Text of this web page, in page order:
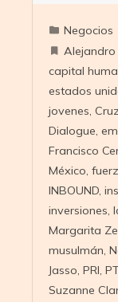
Negocios
Alejandro
capital
estados
jovenes,
Dialogue,
Francisco
México,
INBOUND,
inversiones,
Margarita
musulmán,
Jasso, PRI, PT
Suzanne